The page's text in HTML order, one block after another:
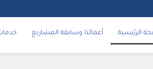
الرئيسية أعمالنا وسابقة المشاريع